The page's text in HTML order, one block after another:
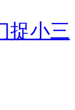
捉小三